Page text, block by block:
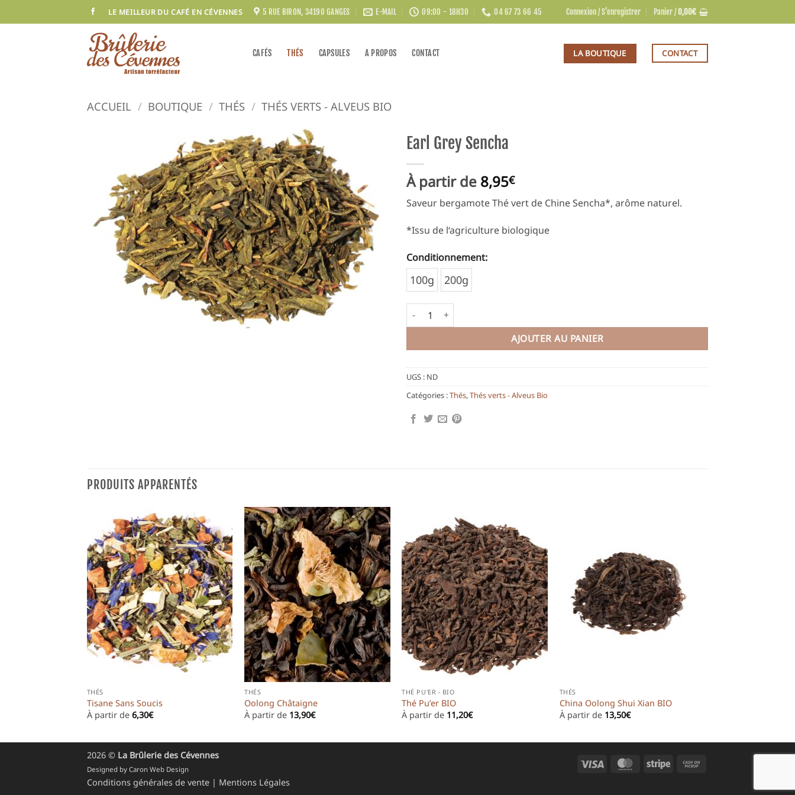
au
LE MEILLEUR DU CAFÉ EN CÉVENNES 5 RUE BIRON, 34190 GANGES E-MAIL 09:00 - 18H30 04 67 73 66 45 Connexion / S’enregistrer Panier /0,00€
CAFÉS THÉS CAPSULES A PROPOS CONTACT LA BOUTIQUE CONTACT
ACCUEIL / BOUTIQUE / THÉS / THÉS VERTS - ALVEUS BIO
Earl Grey Sencha
À partir de 8,95€
Saveur bergamote Thé vert de Chine Sencha*, arôme naturel.
*Issu de l‘agriculture biologique
Conditionnement:
100g 200g
quantité de Earl Grey Sencha
AJOUTER AU PANIER
Alternative:
UGS : ND
Catégories :Thés,Thés verts - Alveus Bio
PRODUITS APPARENTÉS
THÉS
Tisane Sans Soucis
À partir de 6,30€
THÉS
Oolong Châtaigne
À partir de 13,90€
THÉ PU'ER - BIO
Thé Pu’er BIO
À partir de 11,20€
THÉS
China Oolong Shui Xian BIO
À partir de 13,50€
Visa MasterCard
Stripe
2026 © La Brûlerie des Cévennes
Designed by Caron Web Design
Conditions générales de vente | Mentions Légales